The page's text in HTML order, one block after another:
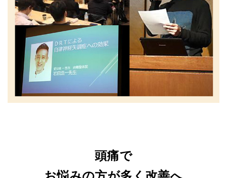
頭痛で